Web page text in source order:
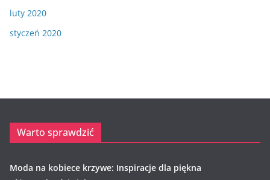
luty 2020
styczeń 2020
Warto sprawdzić
Moda na kobiece krzywe: Inspiracje dla piękna